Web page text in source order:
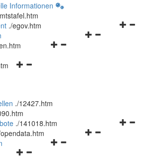
Informationen
Navigationsmenü
./egov.htm
Navigationsmenü
Navigationsmenü
./12427.htm
Navigationsmenü
./141018.htm
Navigationsmenü
Navigationsmenü